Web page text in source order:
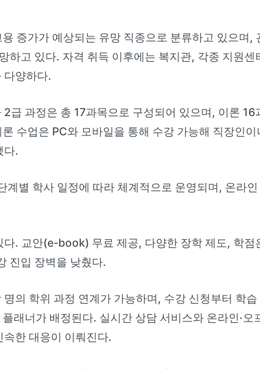
증가가 예상되는 유망 직종으로 분류하고 있으며,
고 있다. 자격 취득 이후에는 복지관, 각종 지원센
다양하다.
급 과정은 총 17과목으로 구성되어 있으며, 이론 16
수업은 PC와 모바일을 통해 수강 가능해 직장인
다.
별 학사 일정에 따라 체계적으로 운영되며, 온라인
. 교안(e-book) 무료 제공, 다양한 장학 제도, 학점
진입 장벽을 낮췄다.
의 학위 과정 연계가 가능하며, 수강 신청부터 학
래너가 배정된다. 실시간 상담 서비스와 온라인·오
한 대응이 이뤄진다.